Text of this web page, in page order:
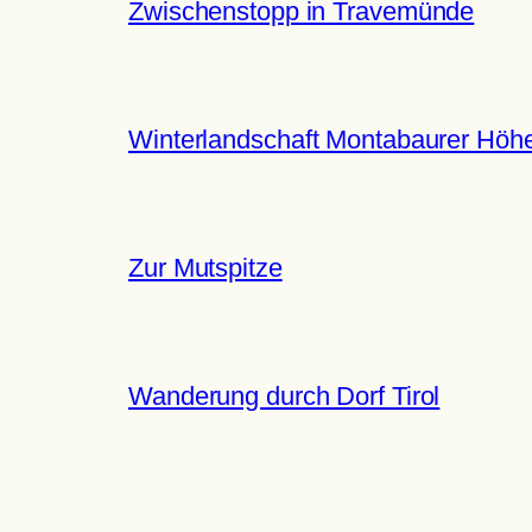
Zwischenstopp in Travemünde
Winterlandschaft Montabaurer
Zur Mutspitze
Wanderung durch Dorf Tirol